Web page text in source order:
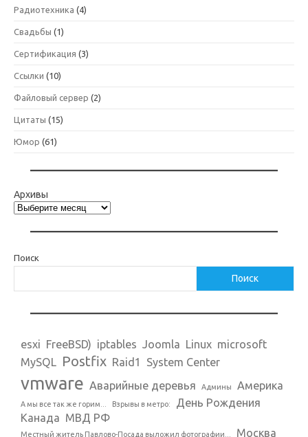
Радиотехника (4)
Свадьбы (1)
Сертификация (3)
Ссылки (10)
Файловый сервер (2)
Цитаты (15)
Юмор (61)
Архивы
Поиск
Поиск
esxi FreeBSD) iptables Joomla Linux microsoft
MySQL Postfix Raid1 System Center
vmware Аварийные деревья Админы Америка
А мы все так же горим... Взрывы в метро:
День Рождения
Канада МВД РФ
Местный житель Павлово-Посада выложил фотографии... Москва